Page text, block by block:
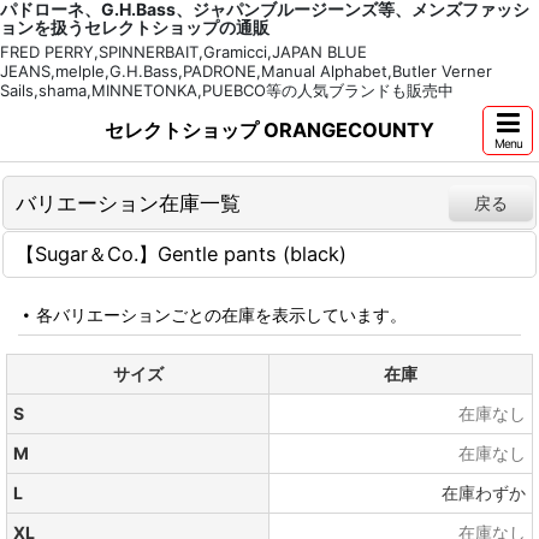
パドローネ、G.H.Bass、ジャパンブルージーンズ等、メンズファッシ
ョンを扱うセレクトショップの通販
FRED PERRY,SPINNERBAIT,Gramicci,JAPAN BLUE
JEANS,melple,G.H.Bass,PADRONE,Manual Alphabet,Butler Verner
Sails,shama,MINNETONKA,PUEBCO等の人気ブランドも販売中
セレクトショップ ORANGECOUNTY
Menu
バリエーション在庫一覧 戻る
【Sugar＆Co.】Gentle pants (black)
各バリエーションごとの在庫を表示しています。
サイズ
在庫
S
在庫なし
M
在庫なし
L
在庫わずか
XL
在庫なし